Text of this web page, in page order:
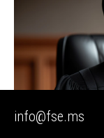
info@fse.ms